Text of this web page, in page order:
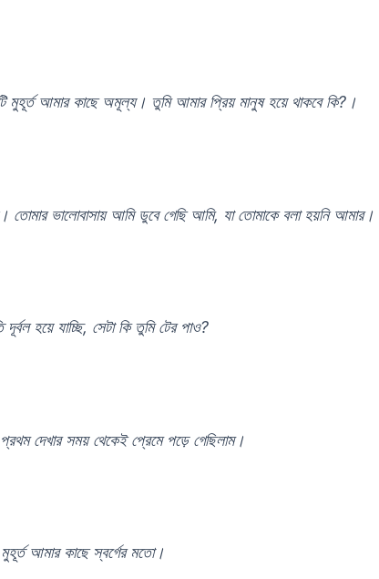
মুহূর্ত আমার কাছে অমূল্য। তুমি আমার প্রিয় মানুষ হয়ে থাকবে কি?।
তোমার ভালোবাসায় আমি ডুবে গেছি আমি, যা তোমাকে বলা হয়নি আমার।
হয়ে যাচ্ছি, সেটা কি তুমি টের পাও?
দেখার সময় থেকেই প্রেমে পড়ে গেছিলাম।
আমার কাছে স্বর্গের মতো।